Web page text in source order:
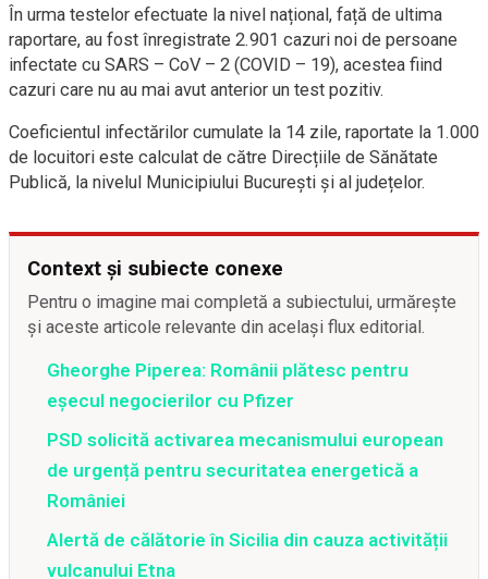
În urma testelor efectuate la nivel național, față de ultima
raportare, au fost înregistrate 2.901 cazuri noi de persoane
infectate cu SARS – CoV – 2 (COVID – 19), acestea fiind
cazuri care nu au mai avut anterior un test pozitiv.
Coeficientul infectărilor cumulate la 14 zile, raportate la 1.000
de locuitori este calculat de către Direcțiile de Sănătate
Publică, la nivelul Municipiului București și al județelor.
Context și subiecte conexe
Pentru o imagine mai completă a subiectului, urmărește
și aceste articole relevante din același flux editorial.
Gheorghe Piperea: Românii plătesc pentru
eșecul negocierilor cu Pfizer
PSD solicită activarea mecanismului european
de urgență pentru securitatea energetică a
României
Alertă de călătorie în Sicilia din cauza activității
vulcanului Etna